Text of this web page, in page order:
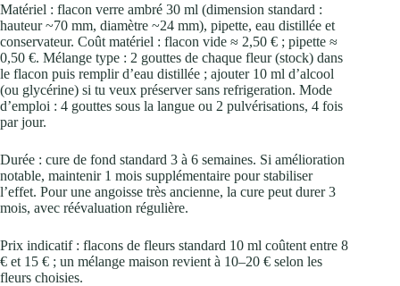
Matériel : flacon verre ambré 30 ml (dimension standard :
hauteur ~70 mm, diamètre ~24 mm), pipette, eau distillée et
conservateur. Coût matériel : flacon vide ≈ 2,50 € ; pipette ≈
0,50 €. Mélange type : 2 gouttes de chaque fleur (stock) dans
le flacon puis remplir d’eau distillée ; ajouter 10 ml d’alcool
(ou glycérine) si tu veux préserver sans refrigeration. Mode
d’emploi : 4 gouttes sous la langue ou 2 pulvérisations, 4 fois
par jour.
Durée : cure de fond standard 3 à 6 semaines. Si amélioration
notable, maintenir 1 mois supplémentaire pour stabiliser
l’effet. Pour une angoisse très ancienne, la cure peut durer 3
mois, avec réévaluation régulière.
Prix indicatif : flacons de fleurs standard 10 ml coûtent entre 8
€ et 15 € ; un mélange maison revient à 10–20 € selon les
fleurs choisies.